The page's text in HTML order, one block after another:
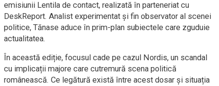
emisiunii Lentila de contact, realizată în parteneriat cu
DeskReport. Analist experimentat și fin observator al scenei
politice, Tănase aduce în prim-plan subiectele care zguduie
actualitatea.
În această ediție, focusul cade pe cazul Nordis, un scandal
cu implicații majore care cutremură scena politică
românească. Ce legătură există între acest dosar și situația